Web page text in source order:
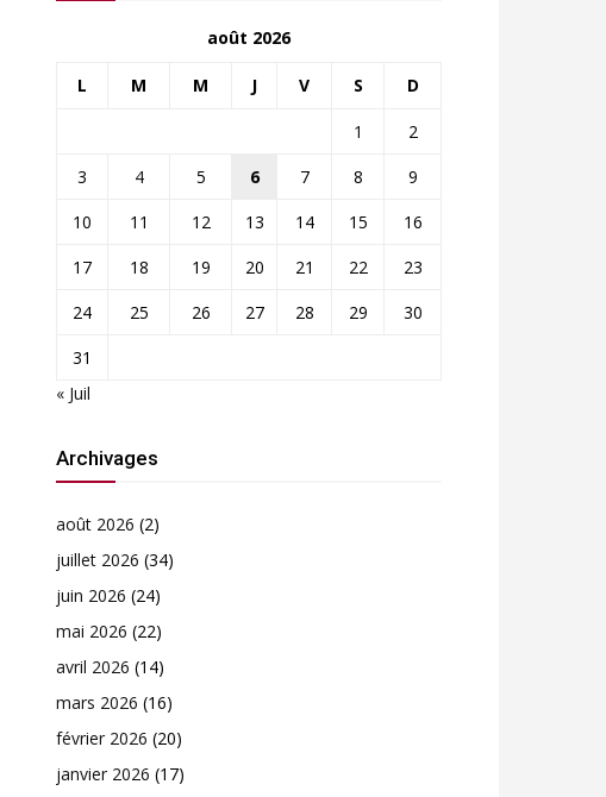
août 2026
L M M J V S D
1
2
3
4 5 6 7 8
9
10
11 12 13 14 15
16
17
18 19 20 21 22
23
24
25 26 27 28 29
30
31
« Juil
Archivages
août 2026 (2)
juillet 2026 (34)
juin 2026 (24)
mai 2026 (22)
avril 2026 (14)
mars 2026 (16)
février 2026 (20)
janvier 2026 (17)